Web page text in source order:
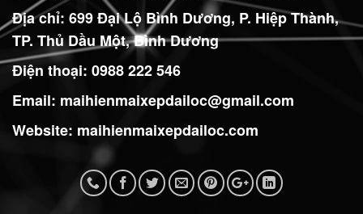
Địa chỉ: 699 Đại Lộ Bình Dương, P. Hiệp Thành,
TP. Thủ Dầu Một, Bình Dương
Điện thoại: 0988 222 546
Email: maihienmaixepdailoc@gmail.com
Website: maihienmaixepdailoc.com